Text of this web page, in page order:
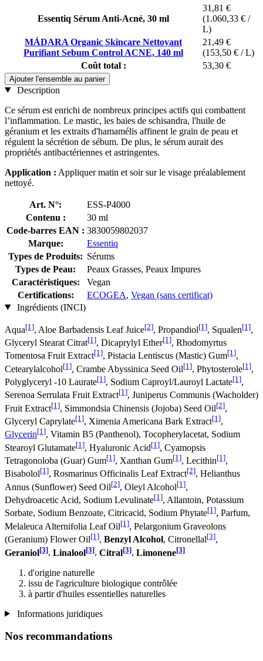
Essentiq Sérum Anti-Acné, 30 ml
31,81 €
(1.060,33 € /
L)
MÁDARA Organic Skincare Nettoyant
Purifiant Sebum Control ACNE, 140 ml
21,49 €
(153,50 € / L)
Coût total :
53,30 €
Ajouter l'ensemble au panier
Description
Ce sérum est enrichi de nombreux principes actifs qui combattent
l’inflammation. Le mastic, les baies de schisandra, l'huile de
géranium et les extraits d'hamamélis affinent le grain de peau et
régulent la sécrétion de sébum. De plus, le sérum aurait des
propriétés antibactériennes et astringentes.
Application : Appliquer matin et soir sur le visage préalablement
nettoyé.
Art. N°:
ESS-P4000
Contenu :
30 ml
Code-barres EAN : 3830059802037
Marque:
Essentiq
Types de Produits: Sérums
Types de Peau:
Peaux Grasses, Peaux Impures
Caractéristiques:
Vegan
Certifications:
ECOGEA, Vegan (sans certificat)
Ingrédients (INCI)
Aqua[1], Aloe Barbadensis Leaf Juice[2], Propandiol[1], Squalen[1],
Glyceryl Stearat Citrat[1], Dicaprylyl Ether[1], Rhodomyrtus
Tomentosa Fruit Extract[1], Pistacia Lentiscus (Mastic) Gum[1],
Cetearylalcohol[1], Crambe Abyssinica Seed Oil[1], Phytosterole[1],
Polyglyceryl -10 Laurate[1], Sodium Caproyl/Lauroyl Lactate[1],
Serenoa Serrulata Fruit Extract[1], Juniperus Communis (Wacholder)
Fruit Extract[1], Simmondsia Chinensis (Jojoba) Seed Oil[2],
Glyceryl Caprylate[1], Ximenia Americana Bark Extract[1],
Glycerin[1], Vitamin B5 (Panthenol), Tocopherylacetat, Sodium
Stearoyl Glutamate[1], Hyaluronic Acid[1], Cyamopsis
Tetragonoloba (Guar) Gum[1], Xanthan Gum[1], Lecithin[1],
Bisabolol[1], Rosmarinus Officinalis Leaf Extract[2], Helianthus
Annus (Sunflower) Seed Oil[2], Oleyl Alcohol[1],
Dehydroacetic Acid, Sodium Levulinate[1], Allantoin, Potassium
Sorbate, Sodium Benzoate, Citricacid, Sodium Phytate[1], Parfum,
Melaleuca Alternifolia Leaf Oil[1], Pelargonium Graveolons
(Geranium) Flower Oil[1], Benzyl Alcohol, Citronellal[3],
Geraniol[3], Linalool[3], Citral[3], Limonene[3]
d'origine naturelle
issu de l'agriculture biologique contrôlée
à partir d'huiles essentielles naturelles
Informations juridiques
Nos recommandations